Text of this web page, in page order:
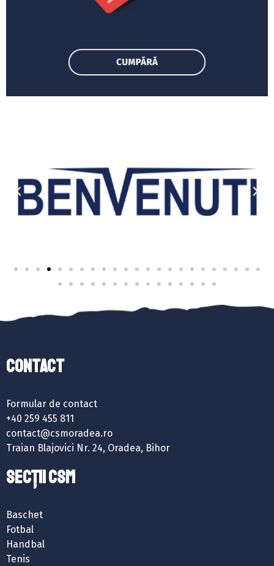
Contact
Formular de contact
+40 259 455 811
contact@csmoradea.ro
Traian Blajovici Nr. 24, Oradea, Bihor
SECȚII CSM
Baschet
Fotbal
Handbal
Tenis